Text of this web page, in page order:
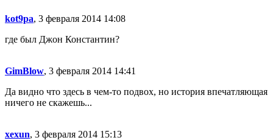
kot9pa, 3 февраля 2014 14:08
где был Джон Константин?
GimBlow, 3 февраля 2014 14:41
Да видно что здесь в чем-то подвох, но история впечатляющая
ничего не скажешь...
xexun, 3 февраля 2014 15:13